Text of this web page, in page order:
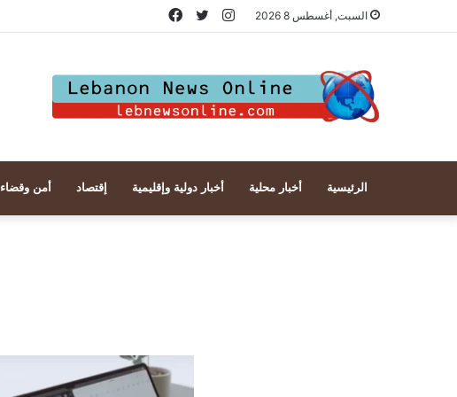
السبت, أغسطس 8 2026 فيسبوكتويتر
انستقرام
الرئيسية أخبار محلية أخبار دولية وإقليمية إقتصاد أمن وقضاء